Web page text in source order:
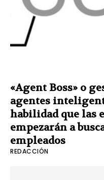
«Agent Boss» o
agentes
habilidad que las
empezarán a
empleados
REDACCIÓN